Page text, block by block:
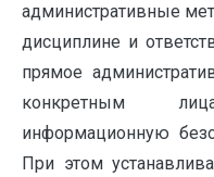
административные
дисциплине и
прямое
конкретным
информационную
При этом